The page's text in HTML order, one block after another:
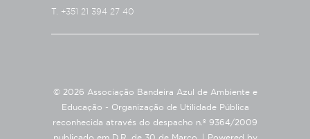
T. +351 21 394 27 40
© 2026 Associação Bandeira Azul de Ambiente e
Educação - Organização de Utilidade Pública
reconhecida através do despacho n.º 9364/2009